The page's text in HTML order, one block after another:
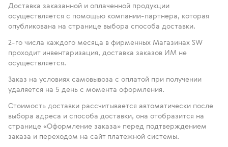
Доставка заказанной и оплаченной продукции
осуществляется с помощью компании-партнера, которая
опубликована на странице выбора способа доставки.
2-го числа каждого месяца в фирменных Магазинах SW
проходит инвентаризация, доставка заказов ИМ не
осуществляется.
Заказ на условиях самовывоза с оплатой при получении
удаляется на 5 день с момента оформления.
Стоимость доставки рассчитывается автоматически после
выбора адреса и способа доставки, она отобразится на
странице «Оформление заказа» перед подтверждением
заказа и переходом на сайт платежной системы.